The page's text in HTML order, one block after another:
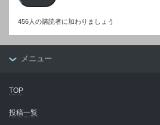
ス
456人の購読者に加わりましょう
メニュー
TOP
投稿一覧